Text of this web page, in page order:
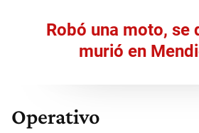
Robó una moto, se
murió en
Operativo